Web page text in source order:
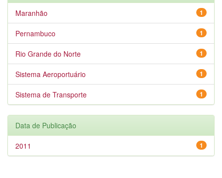
1
Maranhão
1
Pernambuco
1
Rio Grande do Norte
1
Sistema Aeroportuário
1
Sistema de Transporte
Data de Publicação
1
2011